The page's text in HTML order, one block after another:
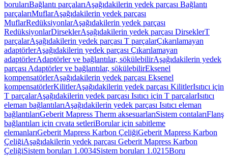
borularıBağlantı parçalarıAşağıdakilerin yedek parçası Bağlantı
parçalarıMuflarAşağıdakilerin yedek parçası
MuflarRedüksiyonlarAşağıdakilerin yedek parçası
RedüksiyonlarDirseklerAşağıdakilerin yedek parçası DirseklerT
parçalarAşağıdakilerin yedek parçası T parçalarÇıkarılamayan
adaptörlerAşağıdakilerin yedek parçası Çıkarılamayan
adaptörlerAdaptörler ve bağlantılar, sökülebilirAşağıdakilerin yedek
parçası Adaptörler ve bağlantılar, sökülebilirEksenel
kompensatörlerAşağıdakilerin yedek parçası Eksenel
kompensatörlerKilitlerAşağıdakilerin yedek parçası KilitlerIsıtıcı için
T parçalarAşağıdakilerin yedek parçası Isıtıcı için T parçalarIsıtıcı
eleman bağlantılarıAşağıdakilerin yedek parçası Isıtıcı eleman
bağlantılarıGeberit Mapress Therm aksesuarlarıSistem contalarıFlanş
bağlantıları için cıvata setleriBorular için sabitleme
elemanlarıGeberit Mapress Karbon ÇeliğiGeberit Mapress Karbon
ÇeliğiAşağıdakilerin yedek parçası Geberit Mapress Karbon
ÇeliğiSistem boruları 1.0034Sistem boruları 1.0215Boru